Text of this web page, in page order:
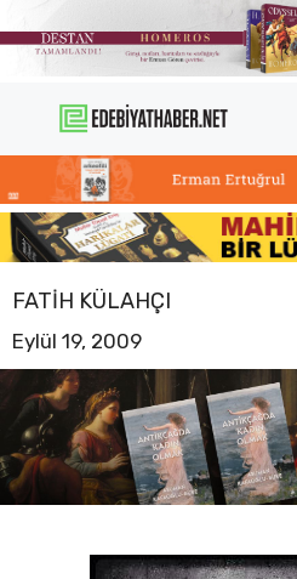
atla
FATIH KÜLAHÇI
Eylül 19, 2009